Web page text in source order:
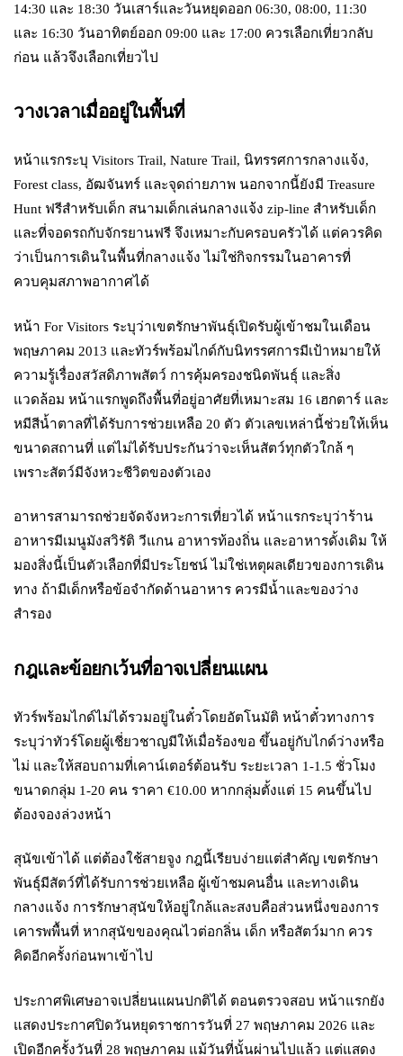
14:30 และ 18:30 วันเสาร์และวันหยุดออก 06:30, 08:00, 11:30
และ 16:30 วันอาทิตย์ออก 09:00 และ 17:00 ควรเลือกเที่ยวกลับ
ก่อน แล้วจึงเลือกเที่ยวไป
วางเวลาเมื่ออยู่ในพื้นที่
หน้าแรกระบุ Visitors Trail, Nature Trail, นิทรรศการกลางแจ้ง,
Forest class, อัฒจันทร์ และจุดถ่ายภาพ นอกจากนี้ยังมี Treasure
Hunt ฟรีสำหรับเด็ก สนามเด็กเล่นกลางแจ้ง zip-line สำหรับเด็ก
และที่จอดรถกับจักรยานฟรี จึงเหมาะกับครอบครัวได้ แต่ควรคิด
ว่าเป็นการเดินในพื้นที่กลางแจ้ง ไม่ใช่กิจกรรมในอาคารที่
ควบคุมสภาพอากาศได้
หน้า For Visitors ระบุว่าเขตรักษาพันธุ์เปิดรับผู้เข้าชมในเดือน
พฤษภาคม 2013 และทัวร์พร้อมไกด์กับนิทรรศการมีเป้าหมายให้
ความรู้เรื่องสวัสดิภาพสัตว์ การคุ้มครองชนิดพันธุ์ และสิ่ง
แวดล้อม หน้าแรกพูดถึงพื้นที่อยู่อาศัยที่เหมาะสม 16 เฮกตาร์ และ
หมีสีน้ำตาลที่ได้รับการช่วยเหลือ 20 ตัว ตัวเลขเหล่านี้ช่วยให้เห็น
ขนาดสถานที่ แต่ไม่ได้รับประกันว่าจะเห็นสัตว์ทุกตัวใกล้ ๆ
เพราะสัตว์มีจังหวะชีวิตของตัวเอง
อาหารสามารถช่วยจัดจังหวะการเที่ยวได้ หน้าแรกระบุว่าร้าน
อาหารมีเมนูมังสวิรัติ วีแกน อาหารท้องถิ่น และอาหารดั้งเดิม ให้
มองสิ่งนี้เป็นตัวเลือกที่มีประโยชน์ ไม่ใช่เหตุผลเดียวของการเดิน
ทาง ถ้ามีเด็กหรือข้อจำกัดด้านอาหาร ควรมีน้ำและของว่าง
สำรอง
กฎและข้อยกเว้นที่อาจเปลี่ยนแผน
ทัวร์พร้อมไกด์ไม่ได้รวมอยู่ในตั๋วโดยอัตโนมัติ หน้าตั๋วทางการ
ระบุว่าทัวร์โดยผู้เชี่ยวชาญมีให้เมื่อร้องขอ ขึ้นอยู่กับไกด์ว่างหรือ
ไม่ และให้สอบถามที่เคาน์เตอร์ต้อนรับ ระยะเวลา 1-1.5 ชั่วโมง
ขนาดกลุ่ม 1-20 คน ราคา €10.00 หากกลุ่มตั้งแต่ 15 คนขึ้นไป
ต้องจองล่วงหน้า
สุนัขเข้าได้ แต่ต้องใช้สายจูง กฎนี้เรียบง่ายแต่สำคัญ เขตรักษา
พันธุ์มีสัตว์ที่ได้รับการช่วยเหลือ ผู้เข้าชมคนอื่น และทางเดิน
กลางแจ้ง การรักษาสุนัขให้อยู่ใกล้และสงบคือส่วนหนึ่งของการ
เคารพพื้นที่ หากสุนัขของคุณไวต่อกลิ่น เด็ก หรือสัตว์มาก ควร
คิดอีกครั้งก่อนพาเข้าไป
ประกาศพิเศษอาจเปลี่ยนแผนปกติได้ ตอนตรวจสอบ หน้าแรกยัง
แสดงประกาศปิดวันหยุดราชการวันที่ 27 พฤษภาคม 2026 และ
เปิดอีกครั้งวันที่ 28 พฤษภาคม แม้วันที่นั้นผ่านไปแล้ว แต่แสดง